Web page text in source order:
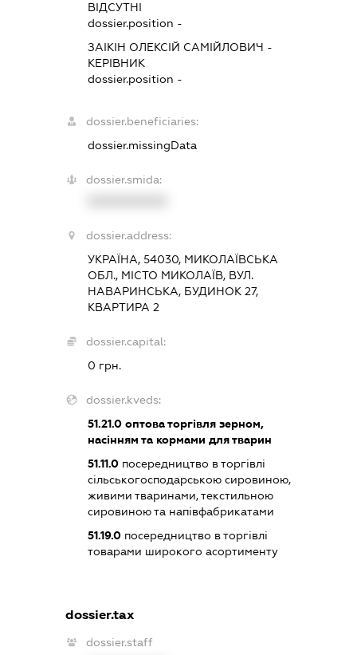
ВІДСУТНІ
dossier.position -
ЗАІКІН ОЛЕКСІЙ САМІЙЛОВИЧ -
КЕРІВНИК
dossier.position -
dossier.beneficiaries:
dossier.missingData
dossier.smida:
dossier.address:
УКРАЇНА, 54030, МИКОЛАЇВСЬКА
ОБЛ., МІСТО МИКОЛАЇВ, ВУЛ.
НАВАРИНСЬКА, БУДИНОК 27,
КВАРТИРА 2
dossier.capital:
0 грн.
dossier.kveds:
51.21.0оптова торгівля зерном,
насінням та кормами для тварин
51.11.0посередництво в торгівлі
сільськогосподарською сировиною,
живими тваринами, текстильною
сировиною та напівфабрикатами
51.19.0посередництво в торгівлі
товарами широкого асортименту
dossier.tax
dossier.staff